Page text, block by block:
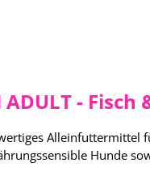
- Fisch
Alleinfuttermittel
Hunde